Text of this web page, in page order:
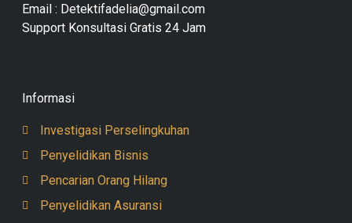
Email : Detektifadelia@gmail.com
Support Konsultasi Gratis 24 Jam
Informasi
Investigasi Perselingkuhan
Penyelidikan Bisnis
Pencarian Orang Hilang
Penyelidikan Asuransi